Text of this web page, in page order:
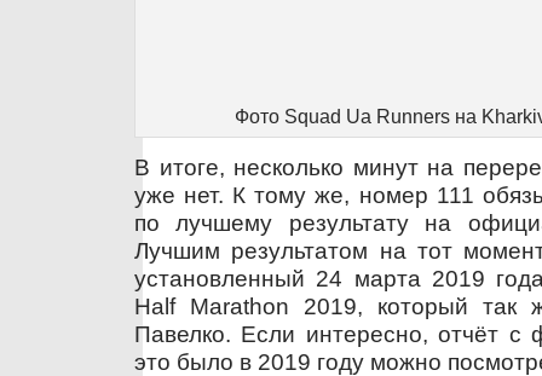
Фото Squad Ua Runners на
В итоге, несколько минут на
уже нет. К тому же, номер 111
по лучшему результату на
Лучшим результатом на тот
установленный 24 марта 2019
Half Marathon 2019, который так
Павелко. Если интересно, отчёт с
это было в 2019 году можно